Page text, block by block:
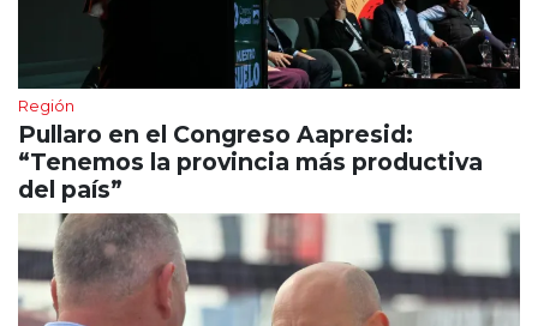
Región
Pullaro en el Congreso Aapresid:
“Tenemos la provincia más productiva
del país”